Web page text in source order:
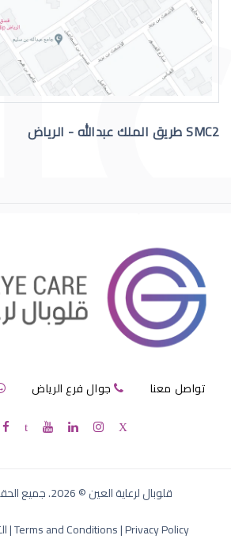
فني نظارات تويتر
تقنية النظارات تخصص
SMC2 طريق الملك عبدالله - الرياض
تواصل معنا جوال فرع الرياض
قلوبال لرعاية العين©
2026. جميع
Terms and Conditions|Privacy Policy
|